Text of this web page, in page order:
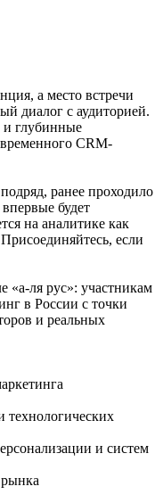
а место встречи
диалог с аудиторией.
и глубинные
CRM-
ранее проходило
будет
на аналитике как
если
«а-ля рус»: участникам
в России с точки
и реальных
технологических
и систем